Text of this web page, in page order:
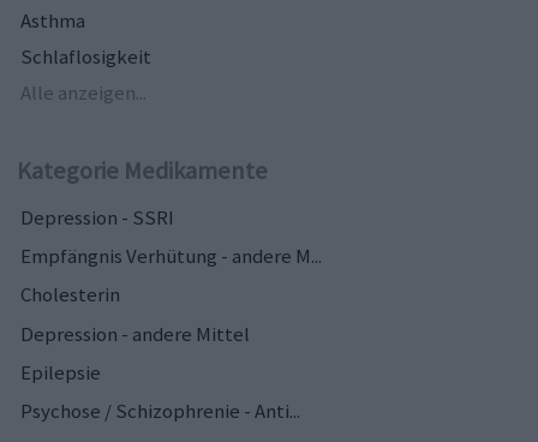
Asthma
Schlaflosigkeit
Alle anzeigen...
Kategorie Medikamente
Depression - SSRI
Empfängnis Verhütung - andere M...
Cholesterin
Depression - andere Mittel
Epilepsie
Psychose / Schizophrenie - Anti...